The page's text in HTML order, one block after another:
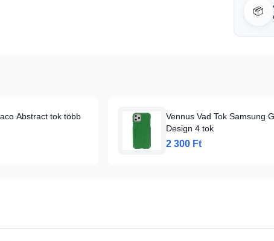
📦
Abstract tok több
Vennus Vad Tok Samsung
Design 4 tok
2 300 Ft